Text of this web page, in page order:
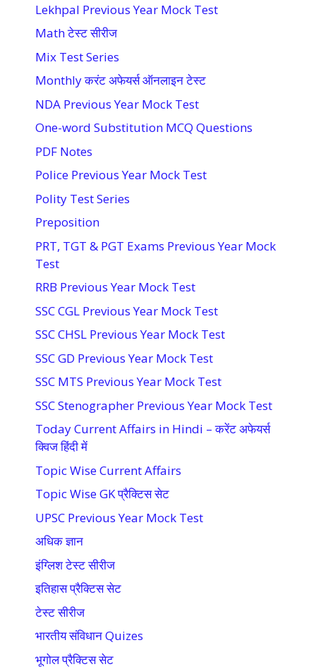
Lekhpal Previous Year Mock Test
Math टेस्ट सीरीज
Mix Test Series
Monthly करंट अफेयर्स ऑनलाइन टेस्ट
NDA Previous Year Mock Test
One-word Substitution MCQ Questions
PDF Notes
Police Previous Year Mock Test
Polity Test Series
Preposition
PRT, TGT & PGT Exams Previous Year Mock
Test
RRB Previous Year Mock Test
SSC CGL Previous Year Mock Test
SSC CHSL Previous Year Mock Test
SSC GD Previous Year Mock Test
SSC MTS Previous Year Mock Test
SSC Stenographer Previous Year Mock Test
Today Current Affairs in Hindi – करेंट अफेयर्स
क्विज हिंदी में
Topic Wise Current Affairs
Topic Wise GK प्रैक्टिस सेट
UPSC Previous Year Mock Test
अधिक ज्ञान
इंग्लिश टेस्ट सीरीज
इतिहास प्रैक्टिस सेट
टेस्ट सीरीज
भारतीय संविधान Quizes
भूगोल प्रैक्टिस सेट